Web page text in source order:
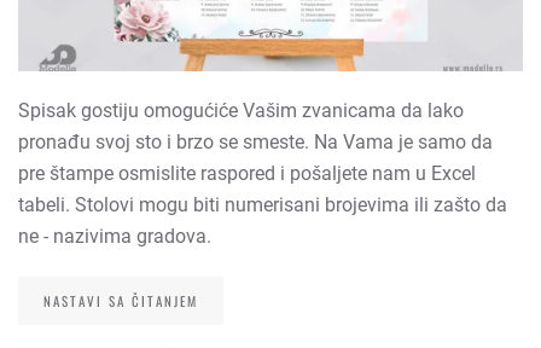
Spisak gostiju omogućiće Vašim zvanicama da lako
pronađu svoj sto i brzo se smeste. Na Vama je samo da
pre štampe osmislite raspored i pošaljete nam u Excel
tabeli. Stolovi mogu biti numerisani brojevima ili zašto da
ne - nazivima gradova.
NASTAVI SA ČITANJEM